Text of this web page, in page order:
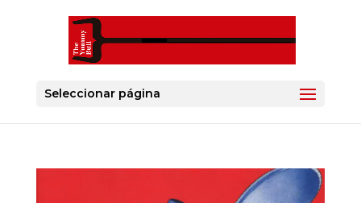
Seleccionar página